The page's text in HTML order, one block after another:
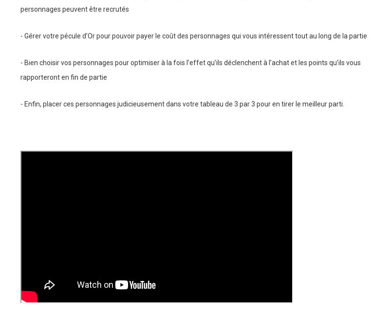
personnages peuvent être recrutés
- Gérer votre pécule d’Or pour pouvoir payer le coût des personnages qui vous intéressent tout au long de la partie
- Bien choisir vos personnages pour optimiser à la fois l’effet qu’ils déclenchent à l’achat et les points qu’ils vous
rapporteront en fin de partie
- Enfin, placer ces personnages judicieusement dans votre tableau de 3 par 3 pour en tirer le meilleur parti.